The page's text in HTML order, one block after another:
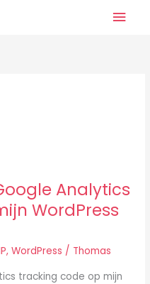
Analytics
WordPress
,WordPress / Thomas
tracking code op mijn